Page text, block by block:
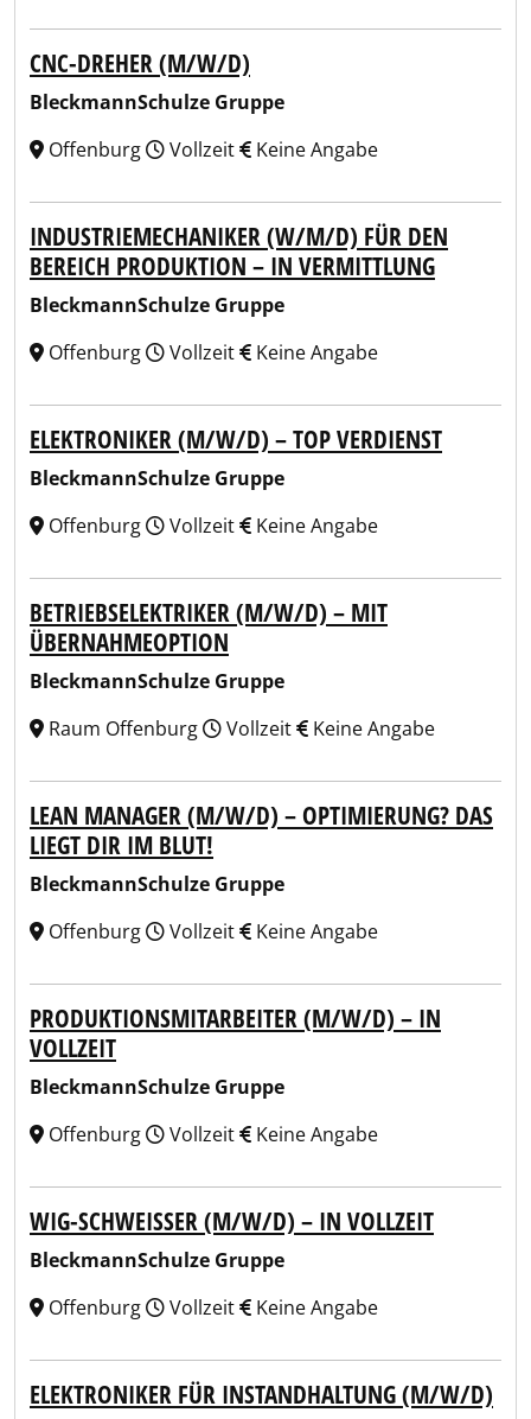
CNC-DREHER (M/W/D)
BleckmannSchulze Gruppe
Offenburg
Vollzeit Keine Angabe
INDUSTRIEMECHANIKER (W/M/D) FÜR DEN
BEREICH PRODUKTION – IN VERMITTLUNG
BleckmannSchulze Gruppe
Offenburg
Vollzeit Keine Angabe
ELEKTRONIKER (M/W/D) – TOP VERDIENST
BleckmannSchulze Gruppe
Offenburg
Vollzeit Keine Angabe
BETRIEBSELEKTRIKER (M/W/D) – MIT
ÜBERNAHMEOPTION
BleckmannSchulze Gruppe
Raum Offenburg
Vollzeit Keine Angabe
LEAN MANAGER (M/W/D) – OPTIMIERUNG? DAS
LIEGT DIR IM BLUT!
BleckmannSchulze Gruppe
Offenburg
Vollzeit Keine Angabe
PRODUKTIONSMITARBEITER (M/W/D) – IN
VOLLZEIT
BleckmannSchulze Gruppe
Offenburg
Vollzeit Keine Angabe
WIG-SCHWEISSER (M/W/D) – IN VOLLZEIT
BleckmannSchulze Gruppe
Offenburg
Vollzeit Keine Angabe
ELEKTRONIKER FÜR INSTANDHALTUNG (M/W/D)